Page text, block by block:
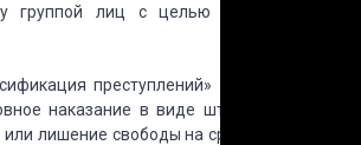
группой лиц с целью провокации
преступлений» УК Украины,
наказание в виде штрафа в
лишение свободы на срок не более